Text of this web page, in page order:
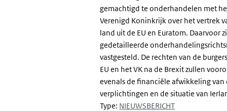
gemachtigd te onderhandelen met
Verenigd Koninkrijk over het vertrek
land uit de EU en Euratom. Daarvoor
gedetailleerde
vastgesteld. De rechten van de
EU en het VK na de Brexit zullen
evenals de financiële afwikkeling van
verplichtingen en de situatie van
Type: NIEUWSBERICHT